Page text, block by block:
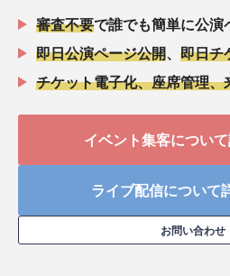
審査不要で誰でも簡単に公演
即日公演ページ公開
即日チ
チケット電子化、座席管理、
イベント集客につい
ライブ配信について
お問い合わせ